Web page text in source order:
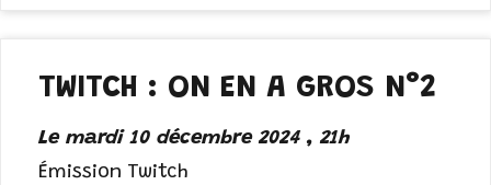
TWITCH : ON EN A GROS N°2
Le mardi 10 décembre 2024 , 21h
Émission Twitch